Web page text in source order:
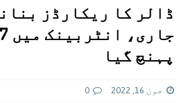
ڈالر کا ریکارڈز
پہنچ گیا
جون 16, 2022 0